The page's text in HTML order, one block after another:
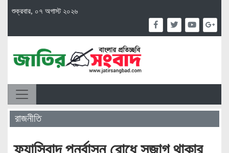
শুক্রবার, ০৭ অগাস্ট ২০২৬
রাজনীতি
‎ফ্যাসিবাদ পুনর্বাসন রোধে সজাগ থাকার